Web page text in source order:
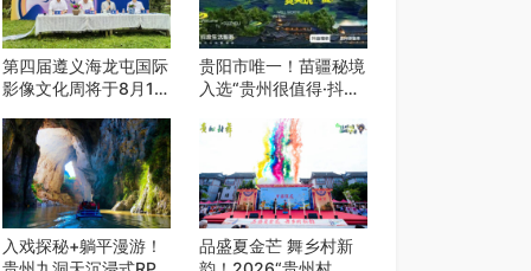
第四届遵义海龙屯国际
影像文化周将于8月15
贵阳市唯一！苗疆秘境
入选“贵州很值得·抖音
——来贵阳，必赴一场
秘境之约
入戏探秘+躺平漫游！
品盛夏金芒 舞乡村新